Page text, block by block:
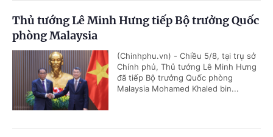
Thủ tướng Lê Minh Hưng tiếp Bộ trưởng Quốc
phòng Malaysia
(Chinhphu.vn) - Chiều 5/8, tại trụ sở
Chính phủ, Thủ tướng Lê Minh Hưng
đã tiếp Bộ trưởng Quốc phòng
Malaysia Mohamed Khaled bin...